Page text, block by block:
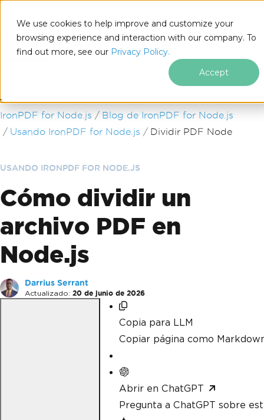
We use cookies to help improve and customize your
browsing experience and interaction with our company. To
find out more, see our Privacy Policy.
Accept
Saltar al pie de página
IronPDF for Node.js
Blog de IronPDF for Node.js
Usando IronPDF for Node.js
Dividir PDF Node
USANDO IRONPDF FOR NODE.JS
Cómo dividir un
archivo PDF en
Node.js
Darrius Serrant
Actualizado: 20 de junio de 2026
Copia para LLM
Copiar página como
Abrir en ChatGPT
Pregunta a ChatGPT sobre